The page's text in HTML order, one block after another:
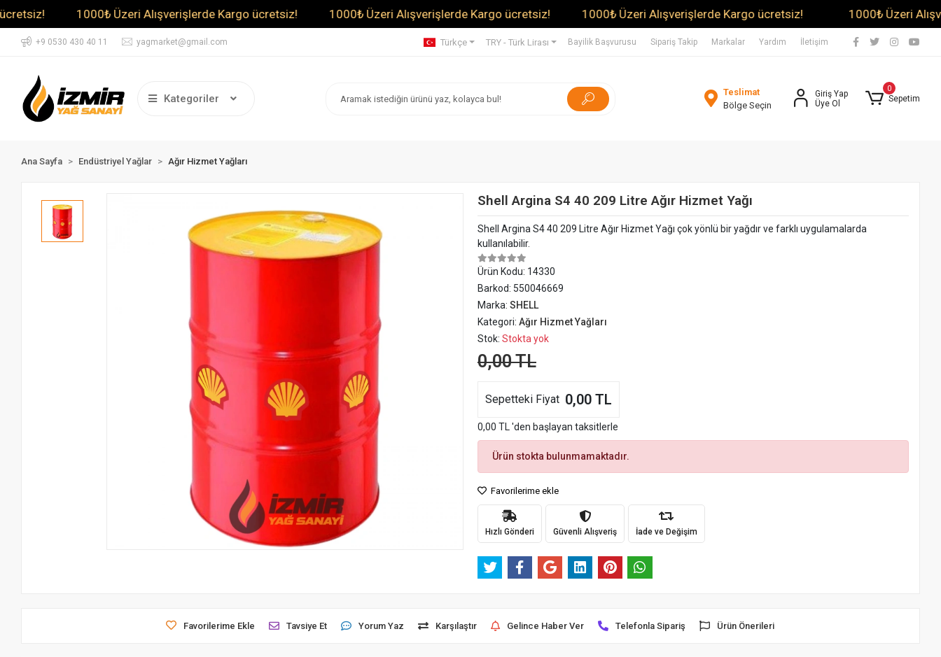
1000₺ Üzeri Alışverişlerde Kargo ücretsiz! 1000₺ Üzeri Alışverişlerde Kargo ücretsiz! 1000₺ Üzeri Alışverişlerde Kargo ücretsiz! 1000₺ Üzeri
+9 0530 430 40 11 yagmarket@gmail.com Türkçe TRY - Türk Lirası Bayilik Başvurusu Sipariş Takip Markalar Yardım İletişim
Kategoriler
Teslimat
Bölge Seçin
Giriş Yap
Üye Ol
0
Sepetim
Ana Sayfa Endüstriyel Yağlar Ağır Hizmet Yağları
Shell Argina S4 40 209 Litre Ağır Hizmet Yağı
Shell Argina S4 40 209 Litre Ağır Hizmet Yağı çok yönlü bir yağdır ve farklı uygulamalarda
kullanılabilir.
Ürün Kodu: 14330
Barkod: 550046669
Marka: SHELL
Kategori: Ağır Hizmet Yağları
Stok: Stokta yok
0,00 TL
Sepetteki Fiyat 0,00 TL
0,00 TL 'den başlayan taksitlerle
Ürün stokta bulunmamaktadır.
Favorilerime ekle
Hızlı Gönderi Güvenli Alışveriş İade ve Değişim
Favorilerime Ekle Tavsiye Et Yorum Yaz Karşılaştır Gelince Haber Ver Telefonla Sipariş Ürün Önerileri